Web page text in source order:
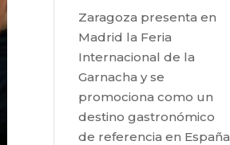
Zaragoza presenta en
Madrid la Feria
Internacional de la
Garnacha y se
promociona como un
destino gastronómico
de referencia en España